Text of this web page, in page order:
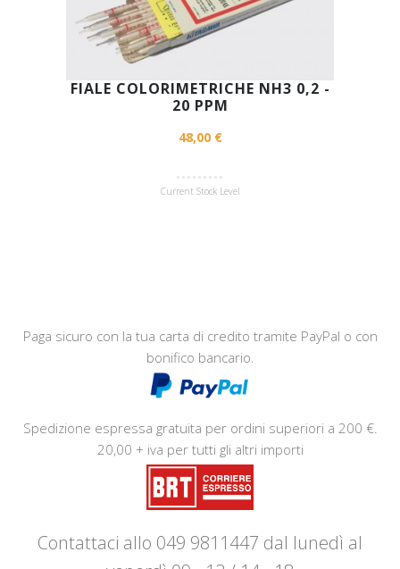
FIALE COLORIMETRICHE NH3 0,2 -
20 PPM
48,00 €
Current Stock Level
Paga sicuro con la tua carta di credito tramite PayPal o con
bonifico bancario.
Spedizione espressa gratuita per ordini superiori a 200 €.
20,00 + iva per tutti gli altri importi
Contattaci allo 049 9811447 dal lunedì al